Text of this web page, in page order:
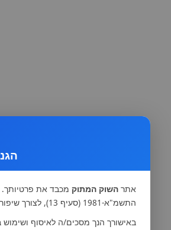
אתר השוק המתוק מכבד את
התשמ"א-1981 (סעיף 13), לצורך שיפור השירות, ביצוע הזמנות ותקשורת עמך.
באישורך הנך מסכים/ה לאיסוף